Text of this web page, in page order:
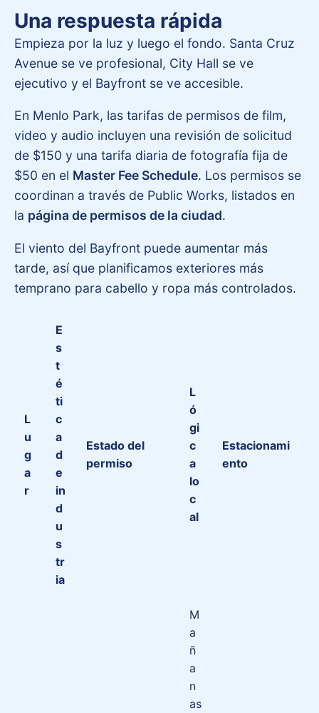
Una respuesta rápida
Empieza por la luz y luego el fondo. Santa Cruz
Avenue se ve profesional, City Hall se ve
ejecutivo y el Bayfront se ve accesible.
En Menlo Park, las tarifas de permisos de film,
video y audio incluyen una revisión de solicitud
de $150 y una tarifa diaria de fotografía fija de
$50 en el Master Fee Schedule. Los permisos se
coordinan a través de Public Works, listados en
la página de permisos de la ciudad.
El viento del Bayfront puede aumentar más
tarde, así que planificamos exteriores más
temprano para cabello y ropa más controlados.
L
u
g
a
r
E
s
t
é
ti
c
a
d
e
in
d
u
s
tr
ia
Estado del
permiso
L
ó
gi
c
a
lo
c
al
Estacionami
ento
M
a
ñ
a
n
as